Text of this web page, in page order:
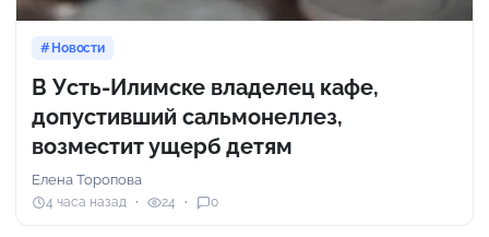
Новости
В Усть-Илимске владелец кафе,
допустивший сальмонеллез,
возместит ущерб детям
Елена Торопова
4 часа назад 24 0